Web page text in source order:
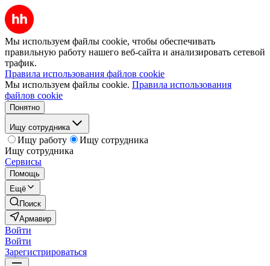
Мы используем файлы cookie, чтобы обеспечивать
правильную работу нашего веб-сайта и анализировать сетевой
трафик.
Правила использования файлов cookie
Мы используем файлы cookie. Правила использования
файлов cookie
Понятно
Ищу сотрудника
Ищу работу
Ищу сотрудника
Ищу сотрудника
Сервисы
Помощь
Ещё
Поиск
Армавир
Войти
Войти
Зарегистрироваться